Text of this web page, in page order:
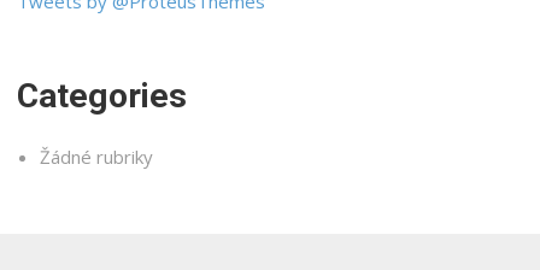
Categories
Žádné rubriky